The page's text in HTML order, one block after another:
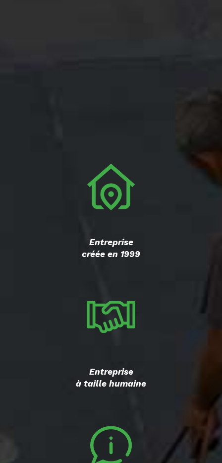
Entreprise
créée en 1999
Entreprise
à taille humaine